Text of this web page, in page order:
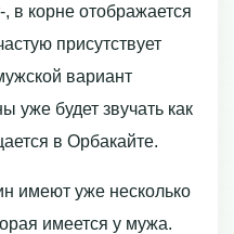
в корне отображается
присутствует
вариант
уже будет звучать как
в Орбакайте.
имеют уже несколько
имеется у мужа.